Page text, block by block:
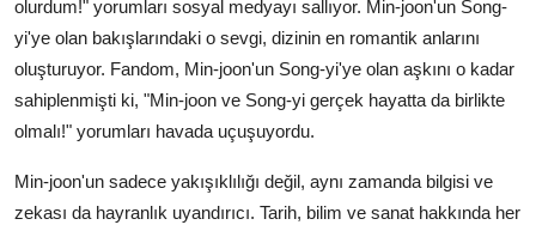
olurdum!" yorumları sosyal medyayı sallıyor. Min-joon'un Song-
yi'ye olan bakışlarındaki o sevgi, dizinin en romantik anlarını
oluşturuyor. Fandom, Min-joon'un Song-yi'ye olan aşkını o kadar
sahiplenmişti ki, "Min-joon ve Song-yi gerçek hayatta da birlikte
olmalı!" yorumları havada uçuşuyordu.
Min-joon'un sadece yakışıklılığı değil, aynı zamanda bilgisi ve
zekası da hayranlık uyandırıcı. Tarih, bilim ve sanat hakkında her